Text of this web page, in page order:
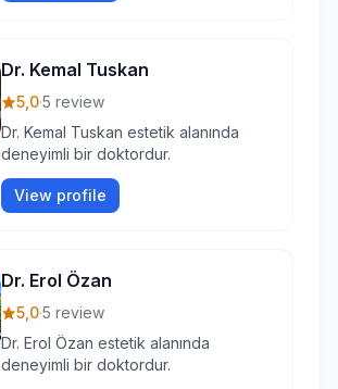
Dr. Kemal Tuskan
5,0·5 review
Dr. Kemal Tuskan estetik alanında
deneyimli bir doktordur.
View profile
Dr. Erol Özan
5,0·5 review
Dr. Erol Özan estetik alanında
deneyimli bir doktordur.